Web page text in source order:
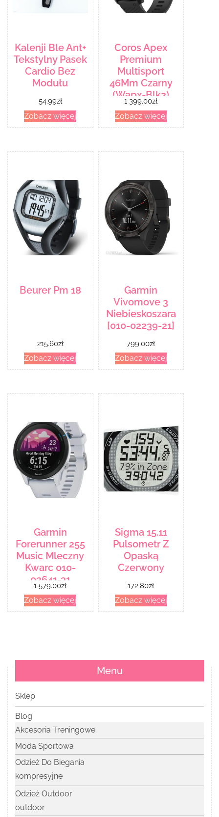
Kalenji Ble Ant+
Tekstylny Pasek
Cardio Bez
Modułu
54.99zł
Zobacz więcej
Coros Apex
Premium
Multisport
46Mm Czarny
(Wapx-Blk2)
1 399.00zł
Zobacz więcej
Beurer Pm 18
215.60zł
Zobacz więcej
Garmin
Vivomove 3
Niebieskoszara
[010-02239-21]
799.00zł
Zobacz więcej
Garmin
Forerunner 255
Music Mleczny
Kwarc 010-
02641-31
1 579.00zł
Zobacz więcej
Sigma 15.11
Pulsometr Z
Opaską
Czerwony
172.80zł
Zobacz więcej
Menu
Sklep
Blog
Akcesoria Treningowe
Moda Sportowa
Odzież Do Biegania
kompresyjne
Odzież Outdoor
outdoor